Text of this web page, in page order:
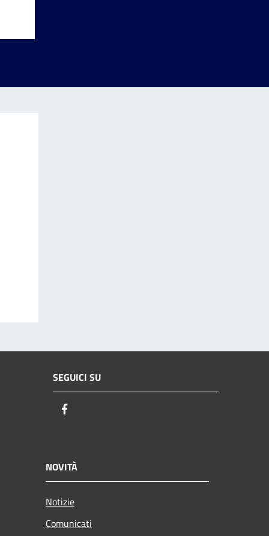
SEGUICI SU
NOVITÀ
Notizie
Comunicati